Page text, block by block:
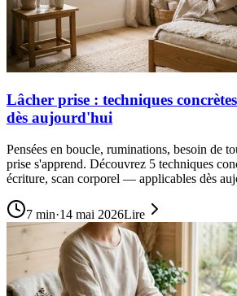
Lâcher prise : techniques
dès aujourd'hui
Pensées en boucle, ruminations, besoin de
prise s'apprend. Découvrez 5 techniques
écriture, scan corporel — applicables dès
7 min·14 mai 2026Lire